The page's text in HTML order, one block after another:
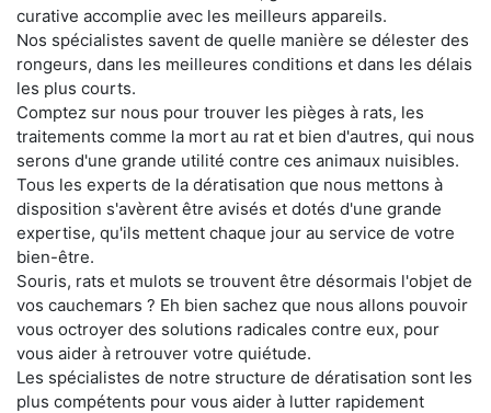
curative accomplie avec les meilleurs appareils.
Nos spécialistes savent de quelle manière se délester des
rongeurs, dans les meilleures conditions et dans les délais
les plus courts.
Comptez sur nous pour trouver les pièges à rats, les
traitements comme la mort au rat et bien d'autres, qui nous
serons d'une grande utilité contre ces animaux nuisibles.
Tous les experts de la dératisation que nous mettons à
disposition s'avèrent être avisés et dotés d'une grande
expertise, qu'ils mettent chaque jour au service de votre
bien-être.
Souris, rats et mulots se trouvent être désormais l'objet de
vos cauchemars ? Eh bien sachez que nous allons pouvoir
vous octroyer des solutions radicales contre eux, pour
vous aider à retrouver votre quiétude.
Les spécialistes de notre structure de dératisation sont les
plus compétents pour vous aider à lutter rapidement